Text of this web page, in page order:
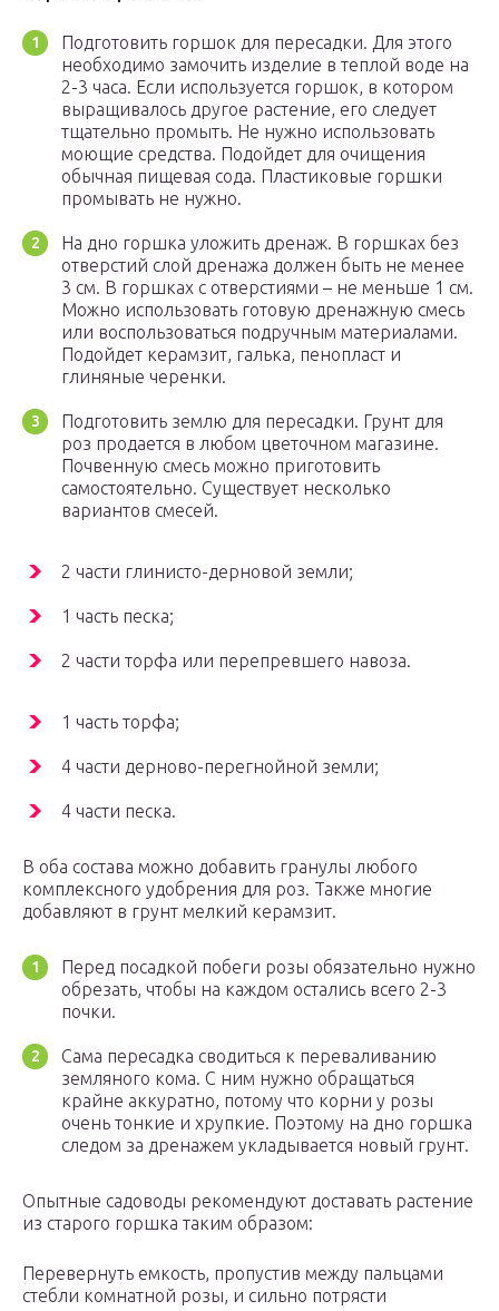
Подготовить горшок для пересадки. Для этого
необходимо замочить изделие в теплой воде на
2-3 часа. Если используется горшок, в котором
выращивалось другое растение, его следует
тщательно промыть. Не нужно использовать
моющие средства. Подойдет для очищения
обычная пищевая сода. Пластиковые горшки
промывать не нужно.
На дно горшка уложить дренаж. В горшках без
отверстий слой дренажа должен быть не менее
3 см. В горшках с отверстиями – не меньше 1 см.
Можно использовать готовую дренажную смесь
или воспользоваться подручным материалами.
Подойдет керамзит, галька, пенопласт и
глиняные черенки.
Подготовить землю для пересадки. Грунт для
роз продается в любом цветочном магазине.
Почвенную смесь можно приготовить
самостоятельно. Существует несколько
вариантов смесей.
2 части глинисто-дерновой земли;
1 часть песка;
2 части торфа или перепревшего навоза.
1 часть торфа;
4 части дерново-перегнойной земли;
4 части песка.
В оба состава можно добавить гранулы любого
комплексного удобрения для роз. Также многие
добавляют в грунт мелкий керамзит.
Перед посадкой побеги розы обязательно нужно
обрезать, чтобы на каждом остались всего 2-3
почки.
Сама пересадка сводиться к переваливанию
земляного кома. С ним нужно обращаться
крайне аккуратно, потому что корни у розы
очень тонкие и хрупкие. Поэтому на дно горшка
следом за дренажем укладывается новый грунт.
Опытные садоводы рекомендуют доставать растение
из старого горшка таким образом:
Перевернуть емкость, пропустив между пальцами
стебли комнатной розы, и сильно потрясти